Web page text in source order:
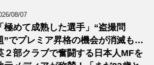
08/07
「極めて成熟した選手」“盗撮問
”でプレミア昇格の機会が消滅も…
２部クラブで奮闘する日本人MFを